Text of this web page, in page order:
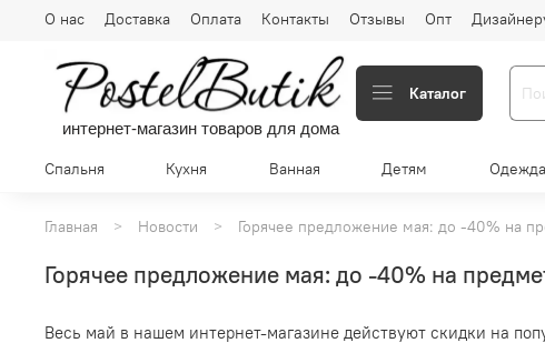
О нас Доставка Оплата Контакты Отзывы Опт
интернет-магазин товаров для дома
Каталог
Спальня Кухня Ванная Детям Одежда
Главная Новости Горячее предложение мая: до -40% на
Горячее предложение мая: до -40% на
Весь май в нашем интернет-магазине действуют скидки на